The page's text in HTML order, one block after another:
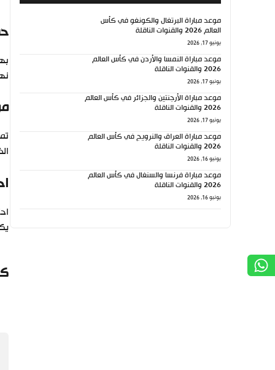
موعد مباراة البرتغال والكونغو في كأس
العالم 2026 والقنوات الناقلة
يونيو 17, 2026
موعد مباراة النمسا والأردن في كأس العالم
2026 والقنوات الناقلة
يونيو 17, 2026
موعد مباراة الأرجنتين والجزائر في كأس العالم
2026 والقنوات الناقلة
يونيو 17, 2026
موعد مباراة العراق والنرويج في كأس العالم
2026 والقنوات الناقلة
يونيو 16, 2026
موعد مباراة فرنسا والسنغال في كأس العالم
2026 والقنوات الناقلة
يونيو 16, 2026